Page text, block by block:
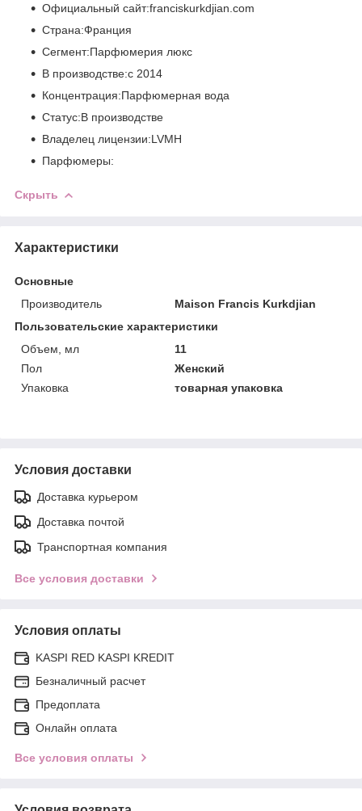
Официальный сайт:franciskurkdjian.com
Страна:Франция
Сегмент:Парфюмерия люкс
В производстве:с 2014
Концентрация:Парфюмерная вода
Статус:В производстве
Владелец лицензии:LVMH
Парфюмеры:
Скрыть
Характеристики
Основные
Производитель
Maison Francis Kurkdjian
Пользовательские характеристики
Объем, мл
11
Пол
Женский
Упаковка
товарная упаковка
Условия доставки
Доставка курьером
Доставка почтой
Транспортная компания
Все условия доставки
Условия оплаты
KASPI RED KASPI KREDIT
Безналичный расчет
Предоплата
Онлайн оплата
Все условия оплаты